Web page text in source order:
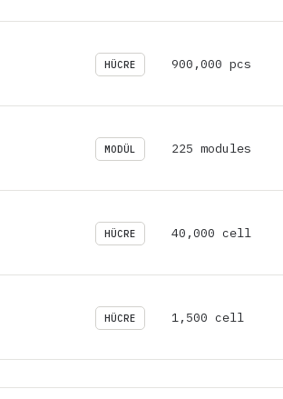
HÜCRE 900,000 pcs
MODÜL 225 modules
HÜCRE 40,000 cell
HÜCRE 1,500 cell